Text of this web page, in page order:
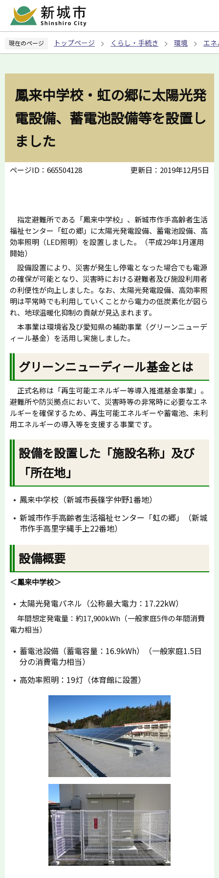
ペ
の
現在のページ トップページ くらし・手続き 環境 エネ
鳳来中学校・虹の郷に太陽光発
電設備、蓄電池設備等を設置し
ました
ページID：665504128 更新日：2019年12月5日
指定避難所である「鳳来中学校」、新城市作手高齢者生活
福祉センター「虹の郷」に太陽光発電設備、蓄電池設備、高
効率照明（LED照明）を設置しました。（平成29年1月運用
開始）
設備設置により、災害が発生し停電となった場合でも電源
の確保が可能となり、災害時における避難者及び施設利用者
の利便性が向上しました。なお、太陽光発電設備、高効率照
明は平常時でも利用していくことから電力の低炭素化が図ら
れ、地球温暖化抑制の貢献が見込まれます。
本事業は環境省及び愛知県の補助事業（グリーンニューデ
ィール基金）を活用し実施しました。
グリーンニューディール基金とは
正式名称は「再生可能エネルギー等導入推進基金事業」。
避難所や防災拠点において、災害時等の非常時に必要なエネ
ルギーを確保するため、再生可能エネルギーや蓄電池、未利
用エネルギーの導入等を支援する事業です。
設備を設置した「施設名称」及び
「所在地」
鳳来中学校（新城市長篠字仲野1番地）
新城市作手高齢者生活福祉センター「虹の郷」（新城
市作手高里字縄手上22番地）
設備概要
＜鳳来中学校＞
太陽光発電パネル（公称最大電力：17.22kW）
年間想定発電量：約17,900kWh（一般家庭5件の年間消費
電力相当）
蓄電池設備（蓄電容量：16.9kWh）（一般家庭1.5日
分の消費電力相当）
高効率照明：19灯（体育館に設置）